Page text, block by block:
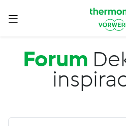
Forum